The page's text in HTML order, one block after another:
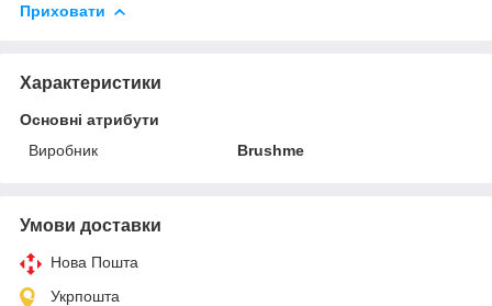
Приховати
Характеристики
Основні атрибути
Виробник
Brushme
Умови доставки
Нова Пошта
Укрпошта